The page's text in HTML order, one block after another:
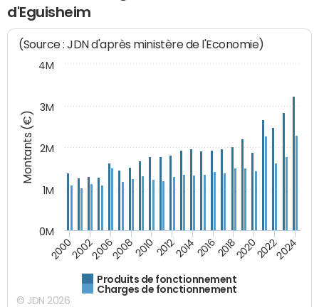
d'Eguisheim
Montants (€)
(Source : JDN d'après ministère de l'Economie)
Produits de fonctionnement
Charges de fonctionnement
20002002200620082010 2012201420162018202020222024
0M
1M
2M
3M
4M
© JDN 2026